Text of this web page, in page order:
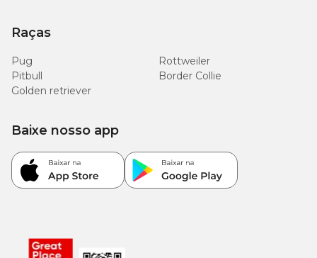
Raças
Pug
Rottweiler
Pitbull
Border Collie
Golden retriever
Baixe nosso app